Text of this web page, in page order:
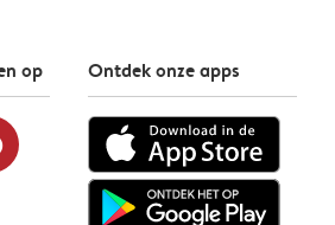
op Ontdek onze apps